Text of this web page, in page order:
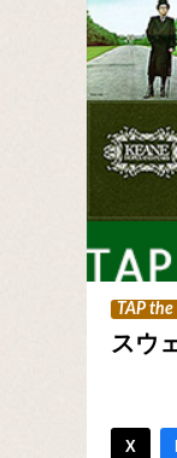
TAP the
スウ
X